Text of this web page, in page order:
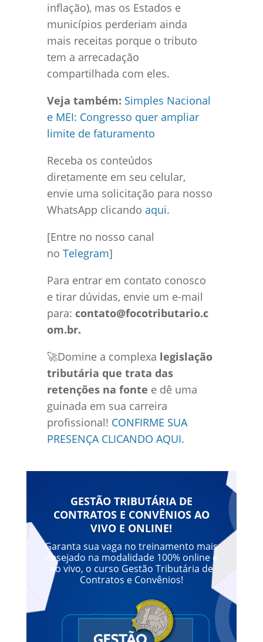
inflação), mas os Estados e
municípios perderiam ainda
mais receitas porque o tributo
tem a arrecadação
compartilhada com eles.
Veja também: Simples Nacional
e MEI: Congresso quer ampliar
limite de faturamento
Receba os conteúdos
diretamente em seu celular,
envie uma solicitação para nosso
WhatsApp clicandoaqui.
[Entre no nosso canal
noTelegram]
Para entrar em contato conosco
e tirar dúvidas, envie um e-mail
para:contato@focotributario.c
om.br.
🚀Domine a complexa legislação
tributária que trata das
retenções na fonte e dê uma
guinada em sua carreira
profissional! CONFIRME SUA
PRESENÇA CLICANDO AQUI.
GESTÃO TRIBUTÁRIA DE
CONTRATOS E CONVÊNIOS AO
VIVO E ONLINE!
Garanta sua vaga no treinamento mais
desejado na modalidade 100% online e
ao vivo, o curso Gestão Tributária de
Contratos e Convênios!